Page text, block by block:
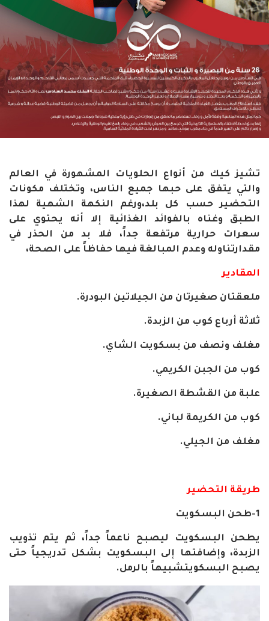
تشيز كيك من أنواع الحلويات المشهورة في العالم
والتي يتفق على حبها جميع الناس، وتختلف مكونات
التحضير حسب كل بلد،ورغم النكهة الشهية لهذا
الطبق وغناه بالفوائد الغذائية إلا أنه يحتوي على
سعرات حرارية مرتفعة جداً، فلا بد من الحذر في
مقدارتناوله وعدم المبالغة فيها حفاظاً على الصحة،
المقادير
ملعقتان صغيرتان من الجيلاتين البودرة.
ثلاثة أرباع كوب من الزبدة.
مغلف ونصف من بسكويت الشاي.
كوب من الجبن الكريمي.
علبة من القشطة الصغيرة.
كوب من الكريمة لباني.
مغلف من الجيلي.
طريقة التحضير
1-طحن البسكويت
يطحن البسكويت ليصبح ناعماً جداً، ثم يتم تذويب
الزبدة، وإضافتها إلى البسكويت بشكل تدريجياً حتى
يصبح البسكويتشبيهاً بالرمل.